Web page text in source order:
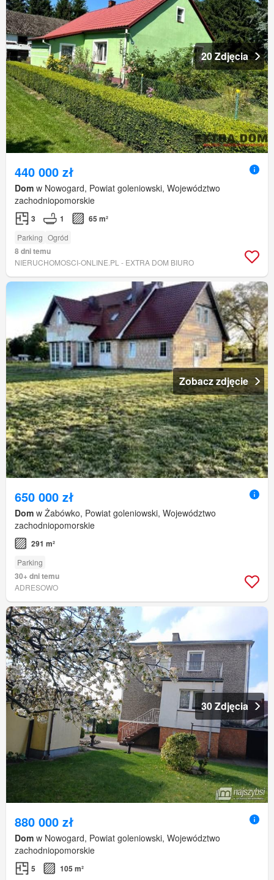
20 Zdjęcia
440 000 zł
Dom w Nowogard, Powiat goleniowski, Województwo
zachodniopomorskie
3 1 65 m²
Parking Ogród
8 dni temu
NIERUCHOMOSCI-ONLINE.PL - EXTRA DOM BIURO
Zobacz zdjęcie
650 000 zł
Dom w Żabówko, Powiat goleniowski, Województwo
zachodniopomorskie
291 m²
Parking
30+ dni temu
ADRESOWO
30 Zdjęcia
880 000 zł
Dom w Nowogard, Powiat goleniowski, Województwo
zachodniopomorskie
5 105 m²